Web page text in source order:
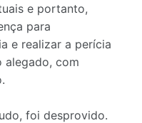
e portanto,
para
e realizar a perícia
alegado, com
foi desprovido.